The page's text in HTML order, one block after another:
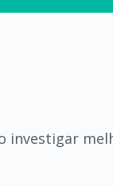
investigar